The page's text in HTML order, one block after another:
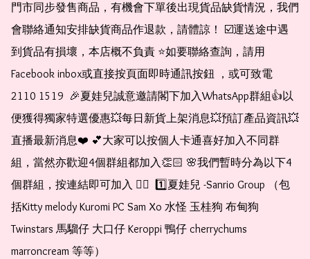
門市同步發售商品，有機會下單後出現貨品缺貨情況，我們
會聯絡通知安排缺貨商品作退款，請體諒！ ☑️運送途中遇
到貨品有損壞，本店概不負責 ⭐️如要聯絡查詢，請用
Facebook inbox或直接按頁面即時通訊按鈕 ，或可致電
2110 1519  🎉夏娃兒誠意邀請閣下加入WhatsApp群組👍以
便獲得獨家特選優惠💥每日新貨上架消息💥預訂產品資訊💥
直播最新消息❤️ 💕大家可以按個人卡通喜好加入不同群
組，當然亦歡迎4個群組都加入👏🏻 🌸我們暫時分為以下4
個群組，按連結即可加入 👇🏻  1️⃣夏娃兒 -Sanrio Group （包
括Kitty melody Kuromi PC Sam Xo 水怪 玉桂狗 布甸狗
Twinstars 馬騮仔 大口仔 Keroppi 鴨仔 cherrychums
marroncream 等等）